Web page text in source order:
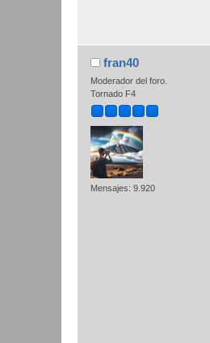
fran40
Moderador del foro.
Tornado F4
Mensajes: 9.920